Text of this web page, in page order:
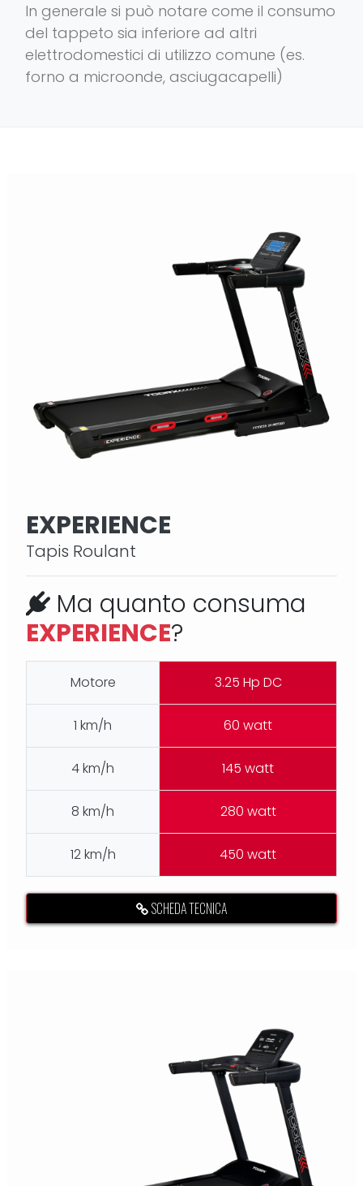
In generale si può notare come il consumo
del tappeto sia inferiore ad altri
elettrodomestici di utilizzo comune (es.
forno a microonde, asciugacapelli)
EXPERIENCE
Tapis Roulant
Ma quanto consuma
EXPERIENCE?
Motore 3.25 Hp DC
1 km/h 60 watt
4 km/h 145 watt
8 km/h 280 watt
12 km/h 450 watt
SCHEDA TECNICA